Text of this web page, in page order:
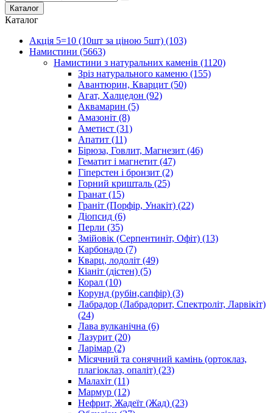
Каталог
Каталог
Акція 5=10 (10шт за ціною 5шт) (103)
Намистини (5663)
Намистини з натуральних каменів (1120)
Зріз натурального каменю (155)
Авантюрин, Кварцит (50)
Агат, Халцедон (92)
Аквамарин (5)
Амазоніт (8)
Аметист (31)
Апатит (11)
Бірюза, Говлит, Магнезит (46)
Гематит і магнетит (47)
Гіперстен і бронзит (2)
Горний кришталь (25)
Гранат (15)
Граніт (Порфір, Унакіт) (22)
Діопсид (6)
Перли (35)
Змійовік (Серпентиніт, Офіт) (13)
Карбонадо (7)
Кварц, лодоліт (49)
Кіаніт (дістен) (5)
Корал (10)
Корунд (рубін,сапфір) (3)
Лабрадор (Лабрадорит, Спектроліт, Ларвікіт)
(24)
Лава вулканічна (6)
Лазурит (20)
Ларімар (2)
Місячний та сонячний камінь (ортоклаз,
плагіоклаз, опаліт) (23)
Малахіт (11)
Мармур (12)
Нефрит, Жадеїт (Жад) (23)